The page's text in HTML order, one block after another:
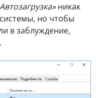
никак
но чтобы
в заблуждение,